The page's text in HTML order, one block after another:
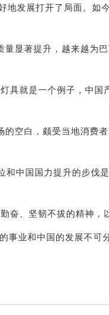
发展打开了局面。如
著提升，越来越为
就是一个例子，中国
白，颇受当地消费
国国力提升的步伐
、坚韧不拔的精神，
业和中国的发展不可